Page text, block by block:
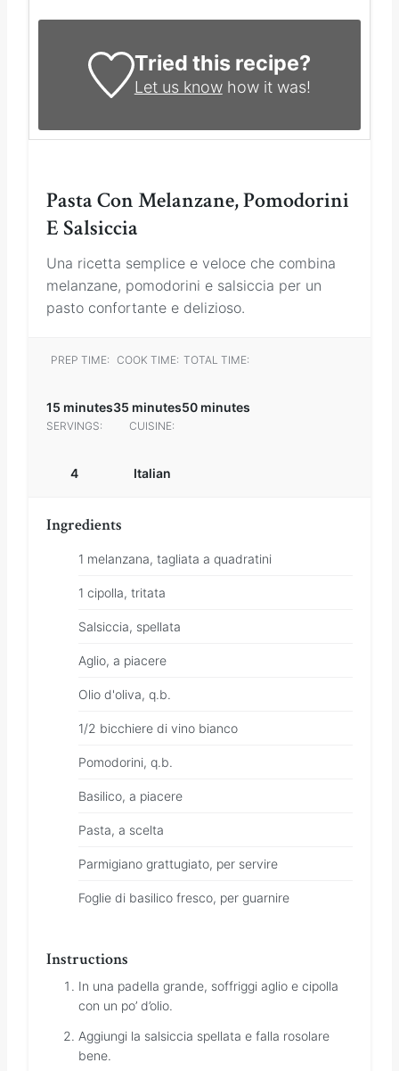
Tried this recipe?
Let us knowhow it was!
Pasta Con Melanzane, Pomodorini
E Salsiccia
Una ricetta semplice e veloce che combina
melanzane, pomodorini e salsiccia per un
pasto confortante e delizioso.
PREP TIME:
15 minutes
COOK TIME:
35 minutes
TOTAL TIME:
50 minutes
SERVINGS:
4
CUISINE:
Italian
Ingredients
1 melanzana, tagliata a quadratini
1 cipolla, tritata
Salsiccia, spellata
Aglio, a piacere
Olio d'oliva, q.b.
1/2 bicchiere di vino bianco
Pomodorini, q.b.
Basilico, a piacere
Pasta, a scelta
Parmigiano grattugiato, per servire
Foglie di basilico fresco, per guarnire
Instructions
In una padella grande, soffriggi aglio e cipolla
con un po’ d’olio.
Aggiungi la salsiccia spellata e falla rosolare
bene.